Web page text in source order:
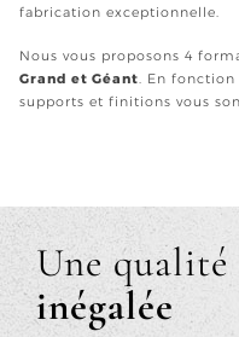
fabrication exceptionnelle.
Nous vous proposons 4
Grand et Géant. En fonction
supports et finitions vous
Une qualité
inégalée